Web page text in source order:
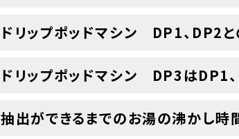
ドリップポッドマシン DP1、DP2
ドリップポッドマシン DP3はDP1
抽出ができるまでのお湯の沸かし時